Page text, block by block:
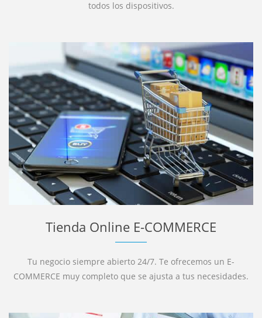
todos los dispositivos.
Tienda Online E-COMMERCE
Tu negocio siempre abierto 24/7. Te ofrecemos un E-
COMMERCE muy completo que se ajusta a tus necesidades.